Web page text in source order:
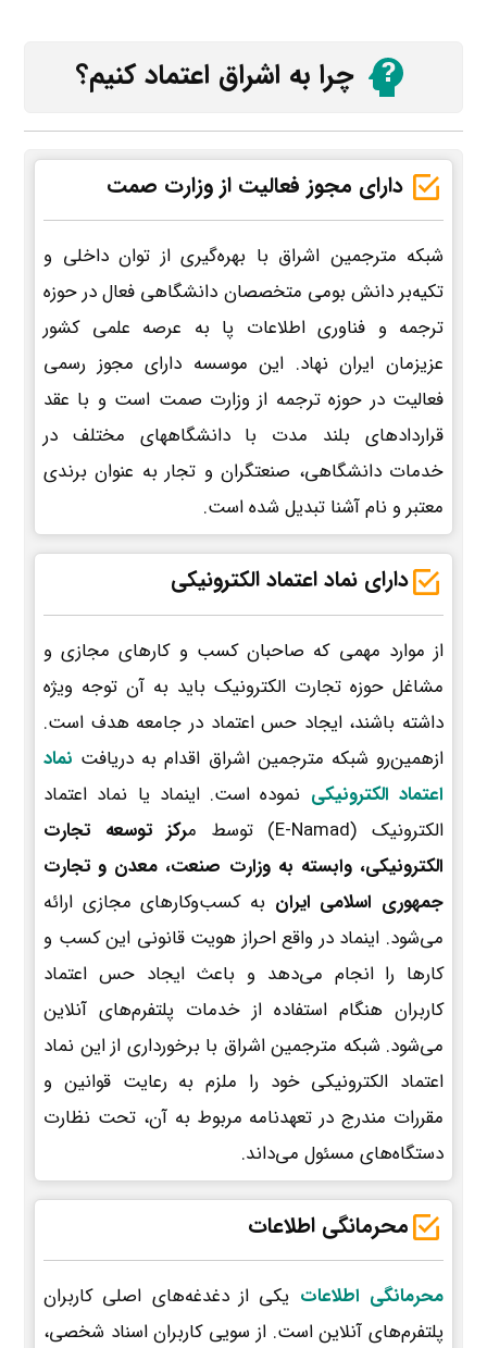
چرا به اشراق اعتماد کنیم؟
دارای مجوز فعالیت از وزارت صمت
شبکه مترجمین اشراق با بهره‌گیری از توان داخلی و
تکیه‌بر دانش بومی متخصصان دانشگاهی فعال در حوزه
ترجمه و فناوری اطلاعات پا به عرصه علمی کشور
عزیزمان ایران نهاد. این موسسه دارای مجوز رسمی
فعالیت در حوزه ترجمه از وزارت صمت است و با عقد
قراردادهای بلند مدت با دانشگاههای مختلف در
خدمات دانشگاهی، صنعتگران و تجار به عنوان برندی
معتبر و نام آشنا تبدیل شده است.
دارای نماد اعتماد الکترونیکی
از موارد مهمی که صاحبان کسب و کارهای مجازی و
مشاغل حوزه تجارت الکترونیک باید به آن توجه ویژه
داشته باشند، ایجاد حس اعتماد در جامعه هدف است.
ازهمین‌رو شبکه مترجمین اشراق اقدام به دریافت نماد
اعتماد الکترونیکی نموده است. اینماد یا نماد اعتماد
الکترونیک (E-Namad) توسط م
رکز توسعه تجارت
الکترونیکی، وابسته به وزارت صنعت، معدن و تجارت
جمهوری اسلامی ایران به کسب‌وکارهای مجازی ارائه
می‌شود. اینماد در واقع احراز هویت قانونی این کسب و
کارها را انجام می‌دهد و باعث ایجاد حس اعتماد
کاربران هنگام استفاده از خدمات پلتفرم‌های آنلاین
می‌شود. شبکه مترجمین اشراق با برخورداری از این نماد
اعتماد الکترونیکی خود را ملزم به رعایت قوانین و
مقررات مندرج در تعهدنامه مربوط به آن، تحت نظارت
دستگاه‌های مسئول می‌داند.
محرمانگی اطلاعات
محرمانگی اطلاعات یکی از دغدغه‌های اصلی کاربران
پلتفرم‌های آنلاین است. از سویی کاربران اسناد شخصی،